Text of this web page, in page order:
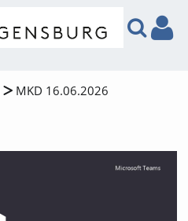
MKD 16.06.2026